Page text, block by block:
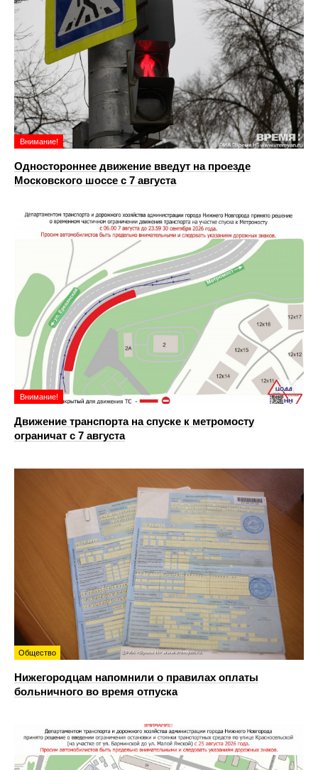
Внимание!
Одностороннее движение введут на проезде
Московского шоссе с 7 августа
Внимание!
Движение транспорта на спуске к метромосту
ограничат с 7 августа
Общество
Нижегородцам напомнили о правилах оплаты
больничного во время отпуска